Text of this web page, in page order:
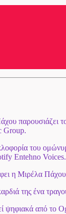
παρουσιάζει
Group.
του
Entehno Voices.
η Μιρέλα
της ένα
ψηφιακά από το